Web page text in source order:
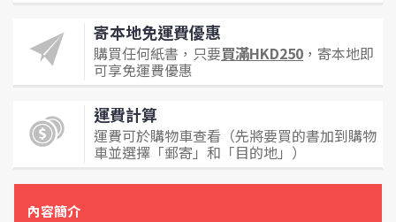
寄本地免運費優惠
購買任何紙書，只要買滿HKD250 ，寄本地即
可享免運費優惠
運費計算
運費可於購物車查看（先將要買的書加到購物
車並選擇「郵寄」和「目的地」）
內容簡介